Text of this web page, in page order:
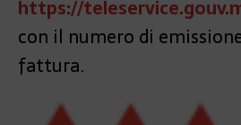
https://
con il numero di
fattura.